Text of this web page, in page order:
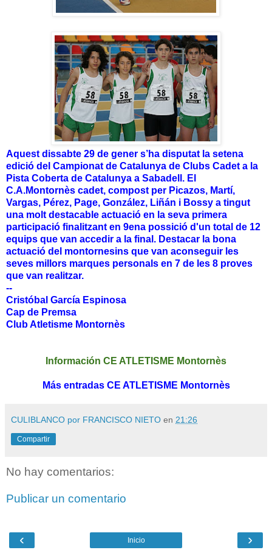
Aquest dissabte 29 de gener s’ha disputat la setena
edició del Campionat de Catalunya de Clubs Cadet a la
Pista Coberta de Catalunya a Sabadell. El
C.A.Montornès cadet, compost per Picazos, Martí,
Vargas, Pérez, Page, González, Liñán i Bossy a tingut
una molt destacable actuació en la seva primera
participació finalitzant en 9ena possició d'un total de 12
equips que van accedir a la final. Destacar la bona
actuació del montornesins que van aconseguir les
seves millors marques personals en 7 de les 8 proves
que van realitzar.
--
Cristóbal García Espinosa
Cap de Premsa
Club Atletisme Montornès
Información CE ATLETISME Montornès
Más entradas CE ATLETISME Montornès
CULIBLANCO por FRANCISCO NIETO en 21:26
Compartir
No hay comentarios:
Publicar un comentario
‹ ›
Inicio